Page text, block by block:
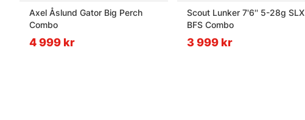
Axel Åslund Gator Big Perch
Combo
4 999 kr
Scout Lunker 7'6'' 5-28g SLX
BFS Combo
3 999 kr